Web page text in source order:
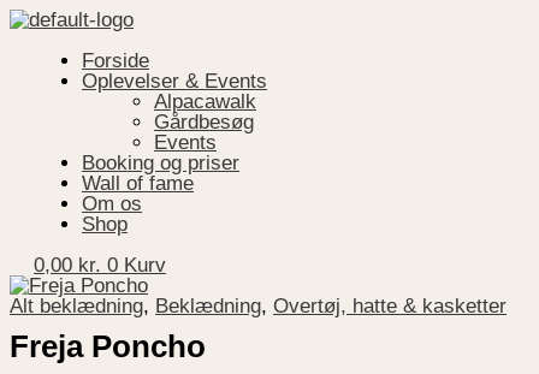
Gå
til
indholdet
Menu
Forside
Oplevelser & Events
Alpacawalk
Gårdbesøg
Events
Booking og priser
Wall of fame
Om os
Shop
0,00 kr. 0 Kurv
Alt beklædning, Beklædning, Overtøj, hatte & kasketter
Freja Poncho
Freja
Poncho